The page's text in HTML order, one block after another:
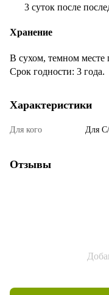
3 суток после
Хранение
В сухом, темном месте
Срок годности: 3 года.
Характеристики
Для кого Для
Отзывы